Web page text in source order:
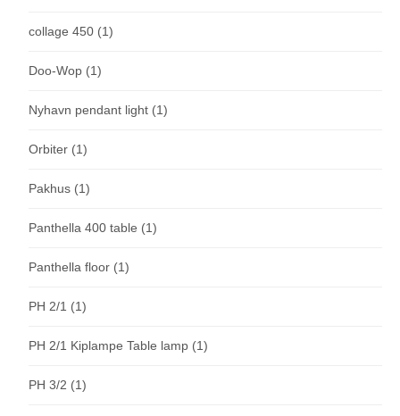
collage 450 (1)
Doo-Wop (1)
Nyhavn pendant light (1)
Orbiter (1)
Pakhus (1)
Panthella 400 table (1)
Panthella floor (1)
PH 2/1 (1)
PH 2/1 Kiplampe Table lamp (1)
PH 3/2 (1)